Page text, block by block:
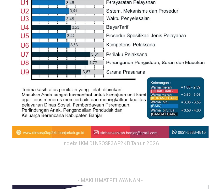
Indeks IKM DINSOSP3AP2KB Tahun 2026
- MAKLUMAT PELAYANAN -